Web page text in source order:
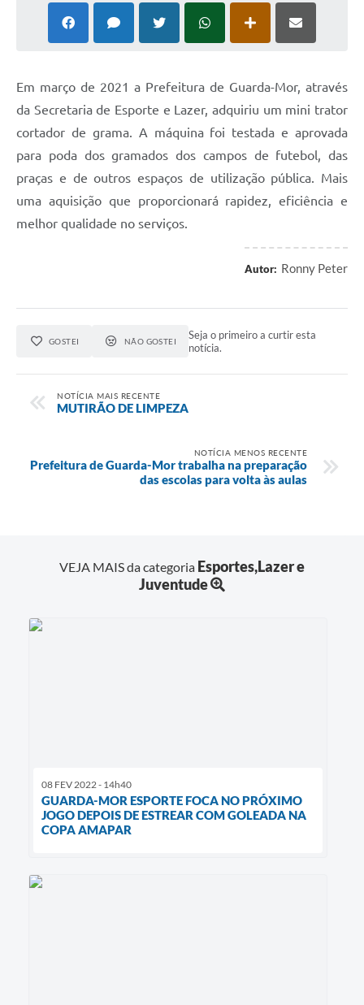
Em março de 2021 a Prefeitura de Guarda-Mor, através
da Secretaria de Esporte e Lazer, adquiriu um mini trator
cortador de grama. A máquina foi testada e aprovada
para poda dos gramados dos campos de futebol, das
praças e de outros espaços de utilização pública. Mais
uma aquisição que proporcionará rapidez, eficiência e
melhor qualidade no serviços.
Autor: Ronny Peter
GOSTEI NÃO GOSTEI
Seja o primeiro a curtir esta
notícia.
NOTÍCIA MAIS RECENTE
MUTIRÃO DE LIMPEZA
NOTÍCIA MENOS RECENTE
Prefeitura de Guarda-Mor trabalha na preparação
das escolas para volta às aulas
VEJA MAIS da categoria Esportes,Lazer e
Juventude
08 FEV 2022 - 14h40
GUARDA-MOR ESPORTE FOCA NO PRÓXIMO
JOGO DEPOIS DE ESTREAR COM GOLEADA NA
COPA AMAPAR